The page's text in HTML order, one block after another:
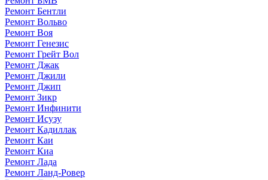
Ремонт Бентли
Ремонт Вольво
Ремонт Воя
Ремонт Генезис
Ремонт Грейт Вол
Ремонт Джак
Ремонт Джили
Ремонт Джип
Ремонт Зикр
Ремонт Инфинити
Ремонт Исузу
Ремонт Кадиллак
Ремонт Каи
Ремонт Киа
Ремонт Лада
Ремонт Ланд-Ровер